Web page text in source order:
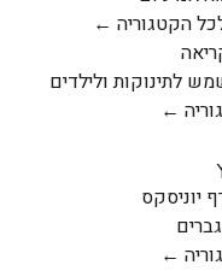
הקטגוריה ←
לתינוקות ולילדים
←
יוניסקס
←